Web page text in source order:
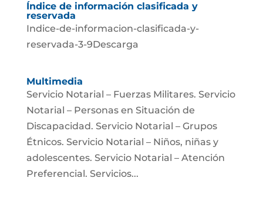
Índice de información clasificada y
reservada
Indice-de-informacion-clasificada-y-
reservada-3-9Descarga
Multimedia
Servicio Notarial – Fuerzas Militares. Servicio
Notarial – Personas en Situación de
Discapacidad. Servicio Notarial – Grupos
Étnicos. Servicio Notarial – Niños, niñas y
adolescentes. Servicio Notarial – Atención
Preferencial. Servicios...